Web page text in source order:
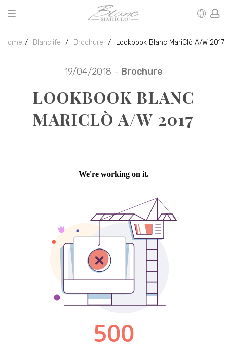
Home Blanclife Brochure Lookbook Blanc MariClò A/W 2017
19/04/2018 - Brochure
LOOKBOOK BLANC
MARICLÒ A/W 2017